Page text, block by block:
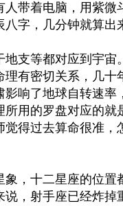
人带着电脑，用紫微
字，几分钟就算出
地支等都对应到宇宙
理有密切关系，几十
影响了地球自转速率
所用的罗盘对应的就
觉得过去算命很准，
象，十二星座的位置
说，射手座已经炸掉